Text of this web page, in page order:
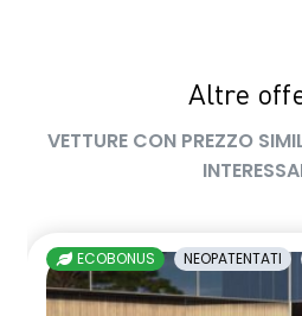
Manutenzione Connessa, incluso
Pacchetto Guida Connessa, incluso
predisposizione alcolock / alcol
privacy glass
Altre
VETTURE CON PREZZO
ECOBONUS NEOPATENTATI